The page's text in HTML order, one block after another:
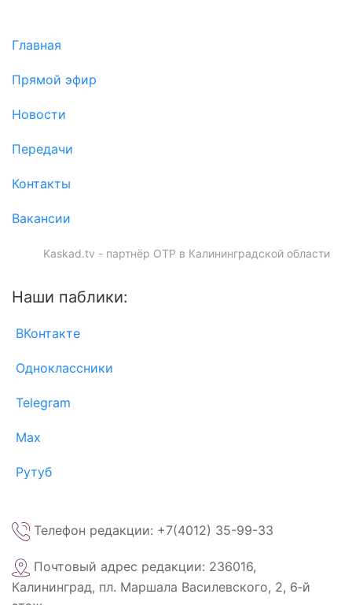
Главная
Прямой эфир
Новости
Передачи
Контакты
Вакансии
Kaskad.tv - партнёр ОТР в Калининградской области
Наши паблики:
ВКонтакте
Одноклассники
Telegram
Max
Рутуб
Телефон редакции: +7(4012) 35-99-33
Почтовый адрес редакции: 236016,
Калининград, пл. Маршала Василевского, 2, 6‑й